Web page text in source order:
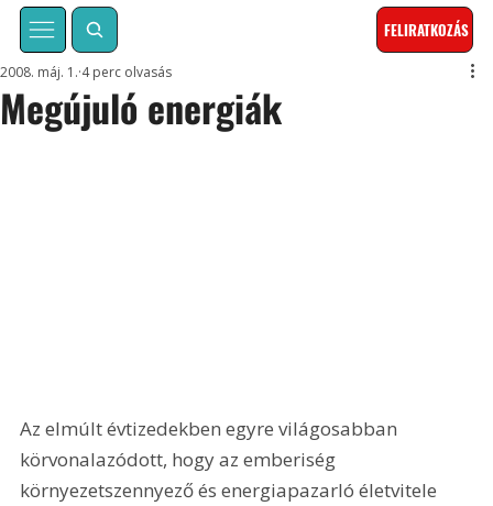
FELIRATKOZÁS
Megújuló energiák
2008. máj. 1. 4 perc olvasás
Az elmúlt évtizedekben egyre világosabban
körvonalazódott, hogy az emberiség
környezetszennyező és energiapazarló életvitele